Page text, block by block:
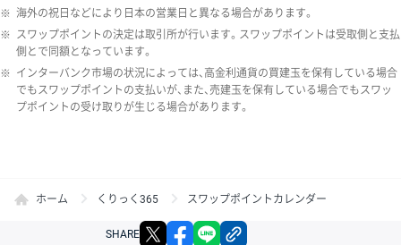
※ 海外の祝日などにより日本の営業日と異なる場合があります。
※ スワップポイントの決定は取引所が行います。スワップポイントは受取側と支払
側とで同額となっています。
※ インターバンク市場の状況によっては、高金利通貨の買建玉を保有している場合
でもスワップポイントの支払いが、また、売建玉を保有している場合でもスワッ
プポイントの受け取りが生じる場合があります。
ホーム くりっく365 スワップポイントカレンダー
SHARE X facebook